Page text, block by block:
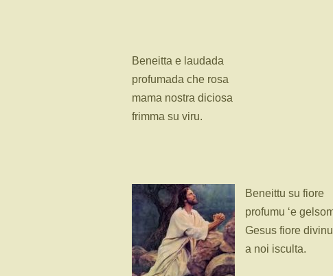
Beneitta e laudada
profumada che rosa
mama nostra diciosa
frimma su viru.
Beneittu su fiore
profumu ‘e
Gesus fiore divinu
a noi isculta.